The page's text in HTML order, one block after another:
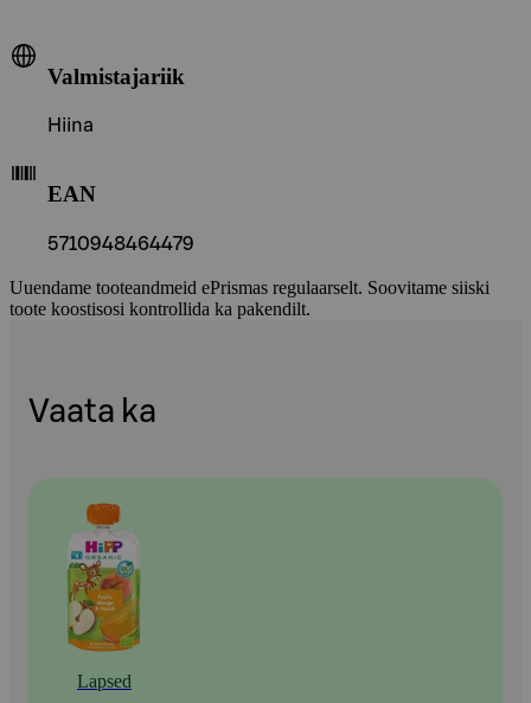
Valmistajariik
Hiina
EAN
5710948464479
Uuendame tooteandmeid ePrismas regulaarselt. Soovitame siiski
toote koostisosi kontrollida ka pakendilt.
Vaata ka
Lapsed